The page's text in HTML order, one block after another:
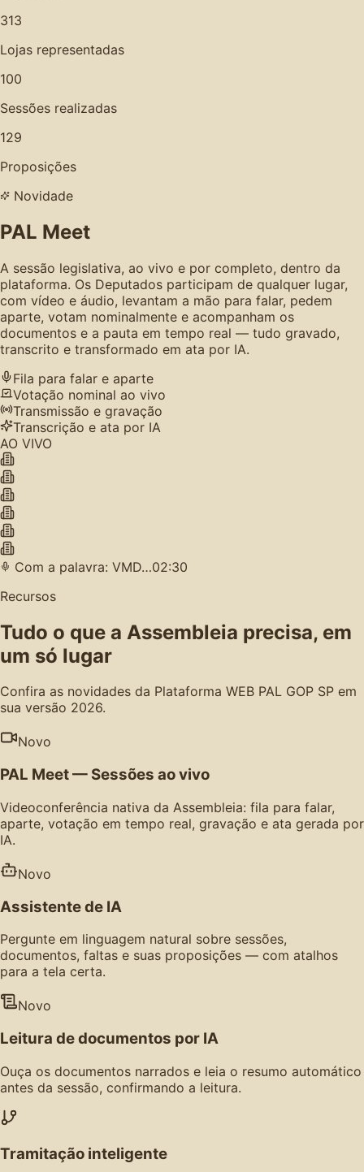
313
Lojas representadas
100
Sessões realizadas
129
Proposições
Novidade
PAL Meet
A sessão legislativa, ao vivo e por completo, dentro da
plataforma. Os Deputados participam de qualquer lugar,
com vídeo e áudio, levantam a mão para falar, pedem
aparte, votam nominalmente e acompanham os
documentos e a pauta em tempo real — tudo gravado,
transcrito e transformado em ata por IA.
Fila para falar e aparte
Votação nominal ao vivo
Transmissão e gravação
Transcrição e ata por IA
AO VIVO
Com a palavra: VMD…02:30
Recursos
Tudo o que a Assembleia precisa, em
um só lugar
Confira as novidades da Plataforma WEB PAL GOP SP em
sua versão 2026.
Novo
PAL Meet — Sessões ao vivo
Videoconferência nativa da Assembleia: fila para falar,
aparte, votação em tempo real, gravação e ata gerada por
IA.
Novo
Assistente de IA
Pergunte em linguagem natural sobre sessões,
documentos, faltas e suas proposições — com atalhos
para a tela certa.
Novo
Leitura de documentos por IA
Ouça os documentos narrados e leia o resumo automático
antes da sessão, confirmando a leitura.
Tramitação inteligente